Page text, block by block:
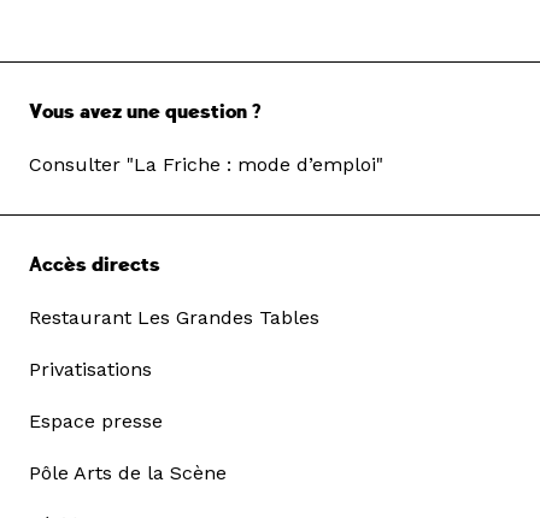
Vous avez une question ?
Consulter "La Friche : mode d’emploi"
Accès directs
Restaurant Les Grandes Tables
Privatisations
Espace presse
Pôle Arts de la Scène